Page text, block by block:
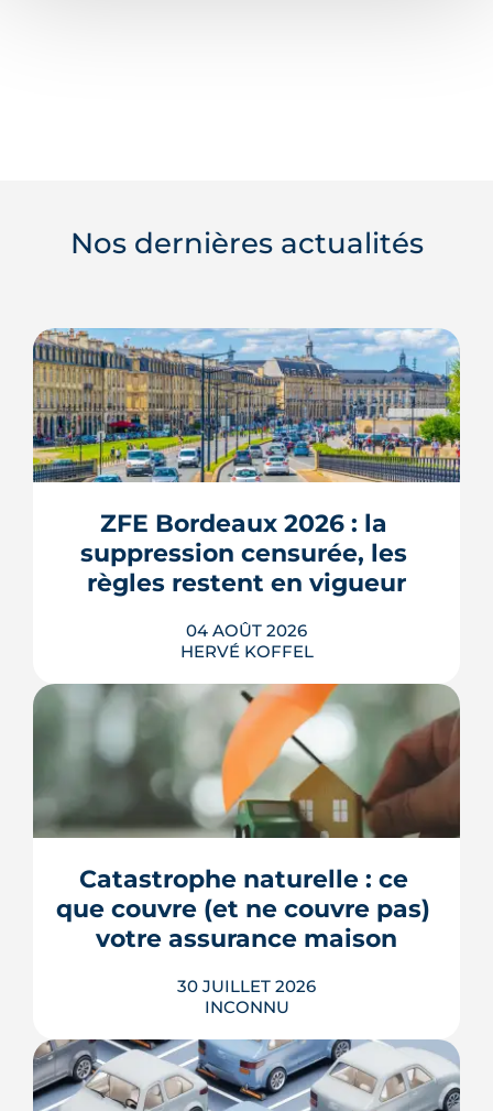
Nos dernières actualités
ZFE Bordeaux 2026 : la
suppression censurée, les
règles restent en vigueur
04 AOÛT 2026
HERVÉ KOFFEL
La fin des zones à faibles émissions a
fait la une au printemps 2026, avant
d'être effacée par le Conseil
tient toujours et la vignette Crit'Air
reste la clé d'entrée dans l'intra-rocade.
LIRE L'ARTICLE
Catastrophe naturelle : ce
que couvre (et ne couvre pas)
votre assurance maison
30 JUILLET 2026
INCONNU